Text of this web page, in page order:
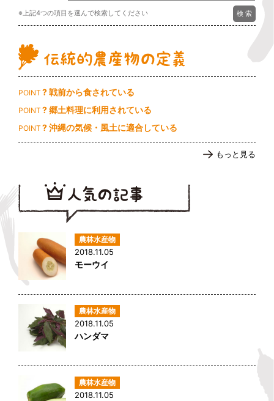
※上記4つの項目を選んで検索してください
POINT ? 戦前から食されている
POINT ? 郷土料理に利用されている
POINT ? 沖縄の気候・風土に適合している
もっと見る
2018.11.05
モーウイ
2018.11.05
ハンダマ
2018.11.05